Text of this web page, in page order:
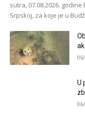
sutra, 07.08.2026.
Srpskoj, za koje je u
U